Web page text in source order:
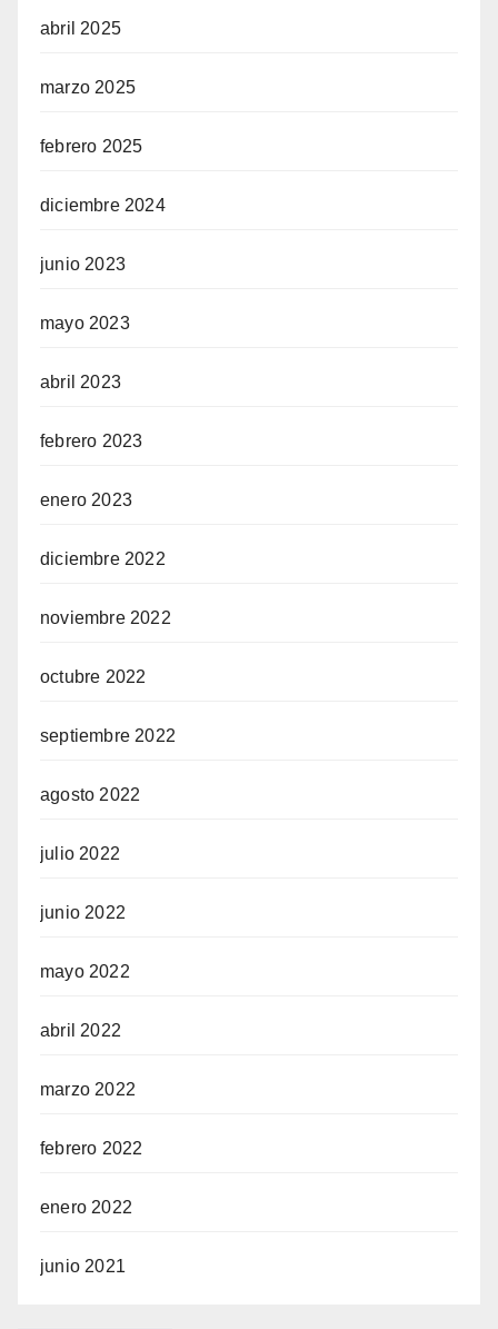
abril 2025
marzo 2025
febrero 2025
diciembre 2024
junio 2023
mayo 2023
abril 2023
febrero 2023
enero 2023
diciembre 2022
noviembre 2022
octubre 2022
septiembre 2022
agosto 2022
julio 2022
junio 2022
mayo 2022
abril 2022
marzo 2022
febrero 2022
enero 2022
junio 2021